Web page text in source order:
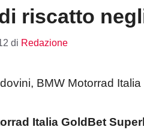
riscatto
di Redazione
Italia GoldBet